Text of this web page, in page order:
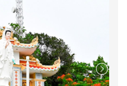
Kinh Dương Vương, An
miền tây
gửi xe máy)
và dùng bữa sáng tại